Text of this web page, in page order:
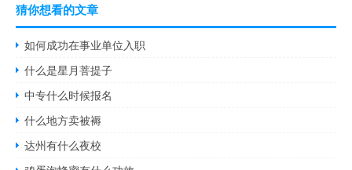
猜你想看的文章
如何成功在事业单位入职
什么是星月菩提子
中专什么时候报名
什么地方卖被褥
达州有什么夜校